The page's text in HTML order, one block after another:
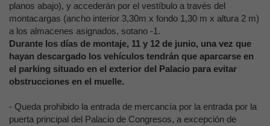
planos abajo), y accederán por el vestíbulo a través del
montacargas (ancho interior 3,30m x fondo 1,30 m x altura 2 m)
a los almacenes asignados, sotano -1.
Durante los días de montaje, 11 y 12 de junio, una vez que
hayan descargado los vehículos tendrán que aparcarse en
el parking situado en el exterior del Palacio para evitar
obstrucciones en el muelle.
- Queda prohibido la entrada de mercancía por la entrada por la
puerta principal del Palacio de Congresos, a excepción de